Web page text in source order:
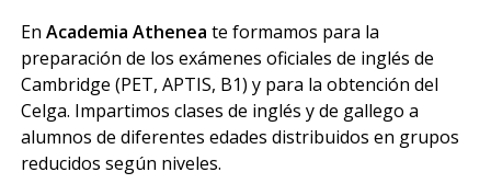
En Academia Athenea te formamos para la
preparación de los exámenes oficiales de inglés de
Cambridge (PET, APTIS, B1) y para la obtención del
Celga. Impartimos clases de inglés y de gallego a
alumnos de diferentes edades distribuidos en grupos
reducidos según niveles.